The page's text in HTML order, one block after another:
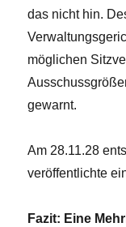
das nicht hin.
möglichen
gewarnt.
Am 28.11.28
veröffentlichte
Fazit: Eine